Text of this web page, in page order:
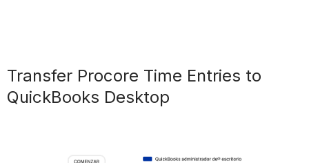
Transfer Procore Time Entries to
QuickBooks Desktop